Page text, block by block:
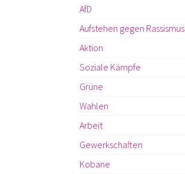
AfD
Aufstehen gegen Rassismus
Aktion
Soziale Kämpfe
Grüne
Wahlen
Arbeit
Gewerkschaften
Kobane